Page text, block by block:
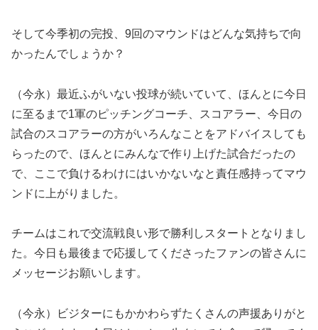
そして今季初の完投、9回のマウンドはどんな気持ちで向
かったんでしょうか？
（今永）最近ふがいない投球が続いていて、ほんとに今日
に至るまで1軍のピッチングコーチ、スコアラー、今日の
試合のスコアラーの方がいろんなことをアドバイスしても
らったので、ほんとにみんなで作り上げた試合だったの
で、ここで負けるわけにはいかないなと責任感持ってマウ
ンドに上がりました。
チームはこれで交流戦良い形で勝利しスタートとなりまし
た。今日も最後まで応援してくださったファンの皆さんに
メッセージお願いします。
（今永）ビジターにもかかわらずたくさんの声援ありがと